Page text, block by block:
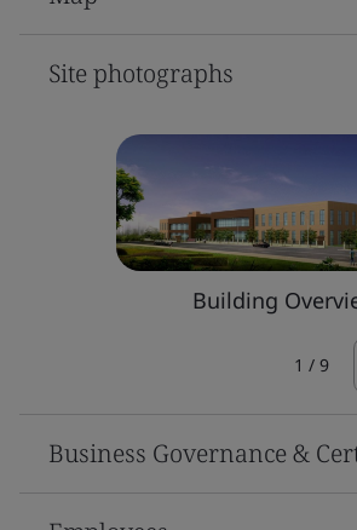
Site photographs
Building
1 / 9
Business Governance &